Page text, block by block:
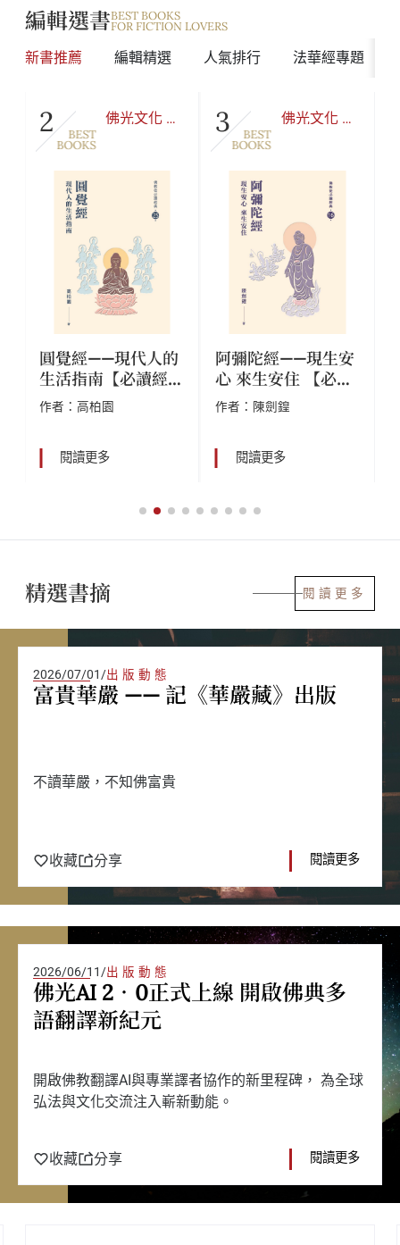
二○二三年星雲大師圓寂，至今倏忽已近三年，大家對
佛》專書，文心就是我心，文心就是真心，以真淳的文
心，抒寫每個人和星雲大師甚深的佛學因緣。星雲大師
的最愛，六十位大文學家今日以文會友，以文字般若來
紀念大師的百歲誕辰，意義深遠，欣為之序！
BEST BOOKS
FOR FICTION LOVERS
編輯選書
新書推薦 編輯精選 人氣排行 法華經專題
2 BEST
BOOKS
佛光文化 經
圓覺經——現代人的
生活指南【必讀經典
25】
作者：高柏園
閱讀更多
3 BEST
BOOKS
佛光文化 經
阿彌陀經——現生安
心 來生安住 【必讀
經典16】
作者：陳劍鍠
閱讀更多
精選書摘 閱讀更多
2026/07/01 /出版動態
富貴華嚴 —— 記《華嚴藏》出版
不讀華嚴，不知佛富貴
收藏 分享 閱讀更多
2026/06/11/出版動態
佛光AI 2．0正式上線 開啟佛典多
語翻譯新紀元
開啟佛教翻譯AI與專業譯者協作的新里程碑， 為全球
弘法與文化交流注入嶄新動能。
收藏 分享 閱讀更多